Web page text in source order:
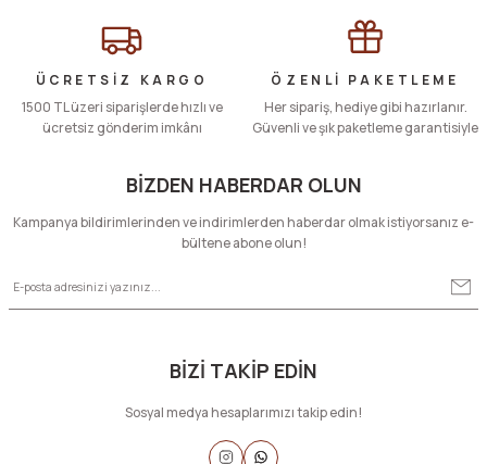
ÜCRETSİZ KARGO
1500 TL üzeri siparişlerde hızlı ve
ücretsiz gönderim imkânı
ÖZENLİ PAKETLEME
Her sipariş, hediye gibi hazırlanır.
Güvenli ve şık paketleme garantisiyle
BİZDEN HABERDAR OLUN
Kampanya bildirimlerinden ve indirimlerden haberdar olmak istiyorsanız e-
bültene abone olun!
BİZİ TAKİP EDİN
Sosyal medya hesaplarımızı takip edin!